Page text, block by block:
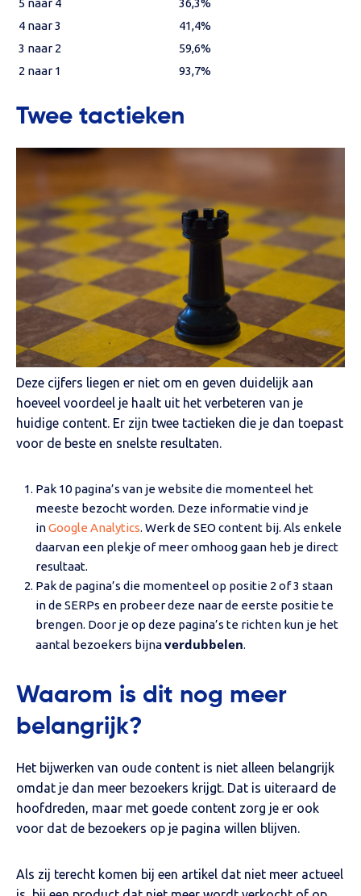
5 naar 4
36,3%
4 naar 3
41,4%
3 naar 2
59,6%
2 naar 1
93,7%
Twee tactieken
Deze cijfers liegen er niet om en geven duidelijk aan
hoeveel voordeel je haalt uit het verbeteren van je
huidige content. Er zijn twee tactieken die je dan toepast
voor de beste en snelste resultaten.
Pak 10 pagina’s van je website die momenteel het
meeste bezocht worden. Deze informatie vind je
inGoogle Analytics. Werk de SEO content bij. Als enkele
daarvan een plekje of meer omhoog gaan heb je direct
resultaat.
Pak de pagina’s die momenteel op positie 2 of 3 staan
in de SERPs en probeer deze naar de eerste positie te
brengen. Door je op deze pagina’s te richten kun je het
aantal bezoekers bijnaverdubbelen.
Waarom is dit nog meer
belangrijk?
Het bijwerken van oude content is niet alleen belangrijk
omdat je dan meer bezoekers krijgt. Dat is uiteraard de
hoofdreden, maar met goede content zorg je er ook
voor dat de bezoekers op je pagina willen blijven.
Als zij terecht komen bij een artikel dat niet meer actueel